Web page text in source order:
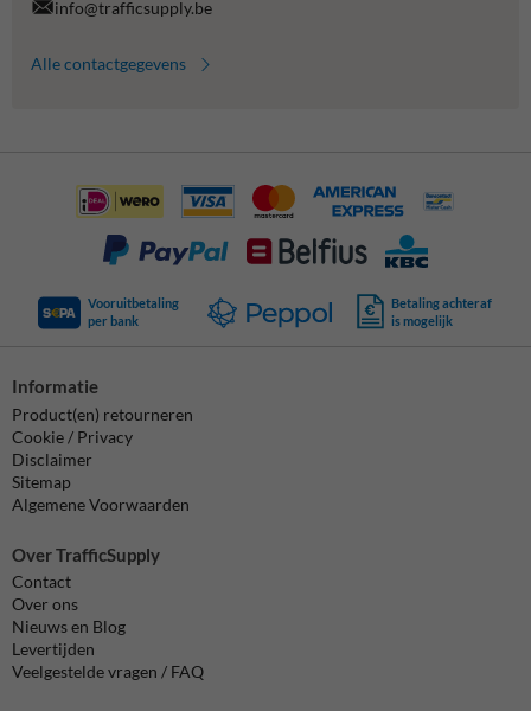
info@trafficsupply.be
Alle contactgegevens
Vooruitbetaling
per bank
Betaling achteraf
is mogelijk
Informatie
Product(en) retourneren
Cookie / Privacy
Disclaimer
Sitemap
Algemene Voorwaarden
Over TrafficSupply
Contact
Over ons
Nieuws en Blog
Levertijden
Veelgestelde vragen / FAQ